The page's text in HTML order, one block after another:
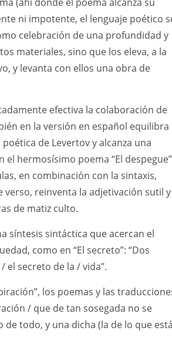
ni impotente, el lenguaje poético
celebración de una profundidad y
materiales, sino que los eleva, a la
y levanta con ellos una obra de
efectiva la colaboración de
en la versión en español equilibra
de Levertov y alcanza una
hermosísimo poema “El
en combinación con la sintaxis,
reinventa la adjetivación sutil y
de matiz culto.
síntesis sintáctica que acercan el
como en “El secreto”: “Dos
el secreto de la / vida”.
los poemas y las
/ que de tan sosegada no se
de todo, y una dicha (la de lo que está